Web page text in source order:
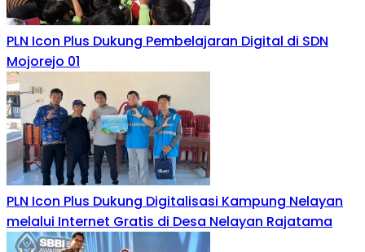
PLN Icon Plus Dukung Pembelajaran Digital di SDN
Mojorejo 01
PLN Icon Plus Dukung Digitalisasi Kampung Nelayan
melalui Internet Gratis di Desa Nelayan Rajatama